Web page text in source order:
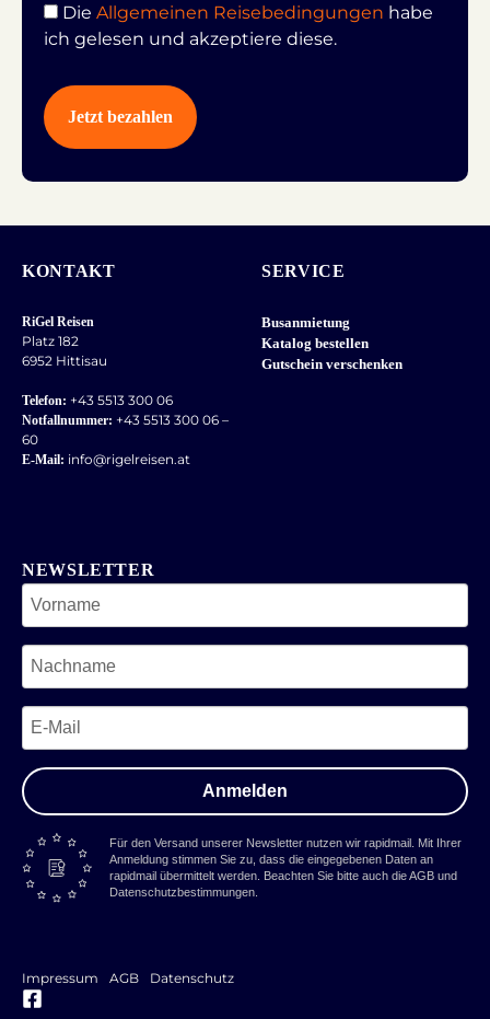
Die Allgemeinen Reisebedingungen habe
ich gelesen und akzeptiere diese.
KONTAKT
RiGel Reisen
Platz 182
6952 Hittisau
Telefon: +43 5513 300 06
Notfallnummer: +43 5513 300 06 –
60
E-Mail: info@rigelreisen.at
SERVICE
Busanmietung
Katalog bestellen
Gutschein verschenken
NEWSLETTER
Anmelden
Für den Versand unserer Newsletter nutzen wir rapidmail. Mit Ihrer
Anmeldung stimmen Sie zu, dass die eingegebenen Daten an
rapidmail übermittelt werden. Beachten Sie bitte auch die AGB und
Datenschutzbestimmungen.
Impressum AGB Datenschutz